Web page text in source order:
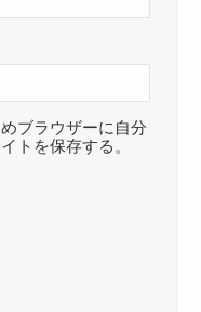
ブラウザーに自分
トを保存する。